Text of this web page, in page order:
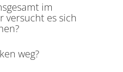
im
versucht es sich
weg?